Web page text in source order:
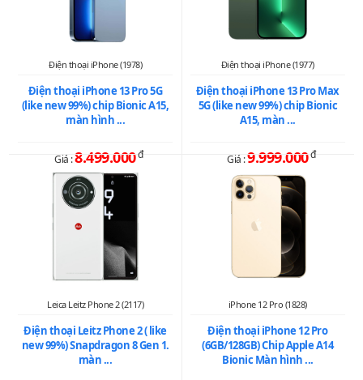
Điện thoại iPhone (1978)
Điện thoại iPhone 13 Pro 5G
(like new 99%) chip Bionic A15,
màn hình ...
Giá :8.499.000đ
Điện thoại iPhone (1977)
Điện thoại iPhone 13 Pro Max
5G (like new 99%) chip Bionic
A15, màn ...
Giá :9.999.000đ
Leica Leitz Phone 2 (2117)
Điện thoại Leitz Phone 2 ( like
new 99%) Snapdragon 8 Gen 1.
màn ...
iPhone 12 Pro (1828)
Điện thoại iPhone 12 Pro
(6GB/128GB) Chip Apple A14
Bionic Màn hình ...